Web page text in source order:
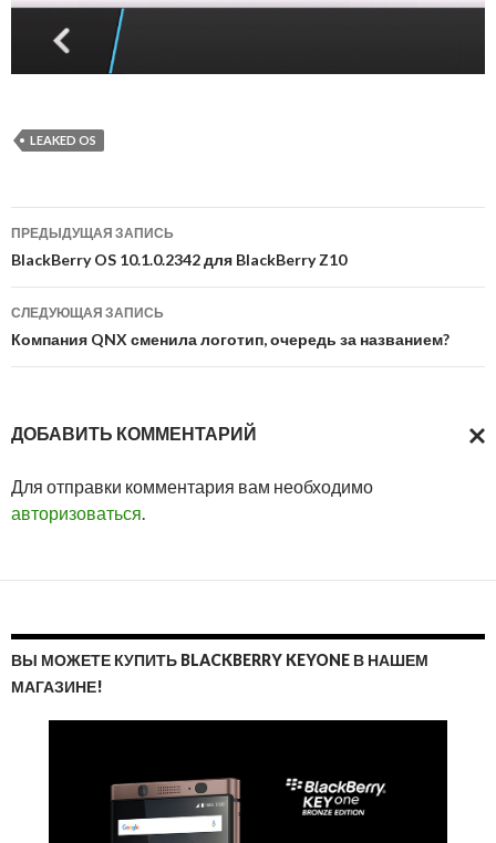
LEAKED OS
Навигация
по
записям
ПРЕДЫДУЩАЯ ЗАПИСЬ
BlackBerry OS 10.1.0.2342 для BlackBerry Z10
СЛЕДУЮЩАЯ ЗАПИСЬ
Компания QNX сменила логотип, очередь за названием?
ДОБАВИТЬ КОММЕНТАРИЙ
Для отправки комментария вам необходимо
авторизоваться.
ВЫ МОЖЕТЕ КУПИТЬ BLACKBERRY KEYONE В НАШЕМ
МАГАЗИНЕ!